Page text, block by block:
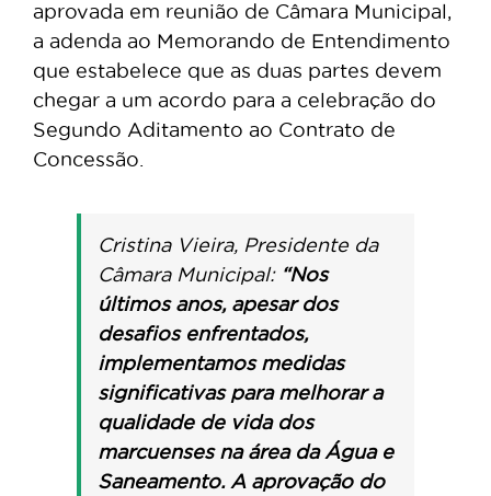
aprovada em reunião de Câmara Municipal,
a adenda ao Memorando de Entendimento
que estabelece que as duas partes devem
chegar a um acordo para a celebração do
Segundo Aditamento ao Contrato de
Concessão.
Cristina Vieira, Presidente da
Câmara Municipal: “Nos
últimos anos, apesar dos
desafios enfrentados,
implementamos medidas
significativas para melhorar a
qualidade de vida dos
marcuenses na área da Água e
Saneamento. A aprovação do